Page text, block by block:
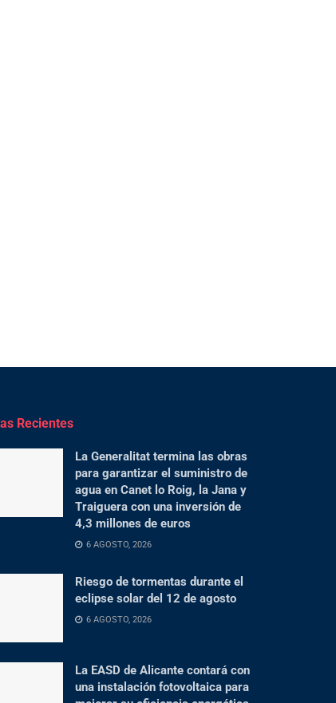
Recientes
La Generalitat termina las obras
para garantizar el suministro de
agua en Canet lo Roig, la Jana y
Traiguera con una inversión de
4,3 millones de euros
6 AGOSTO, 2026
Riesgo de tormentas durante el
eclipse solar del 12 de agosto
6 AGOSTO, 2026
La EASD de Alicante contará con
una instalación fotovoltaica para